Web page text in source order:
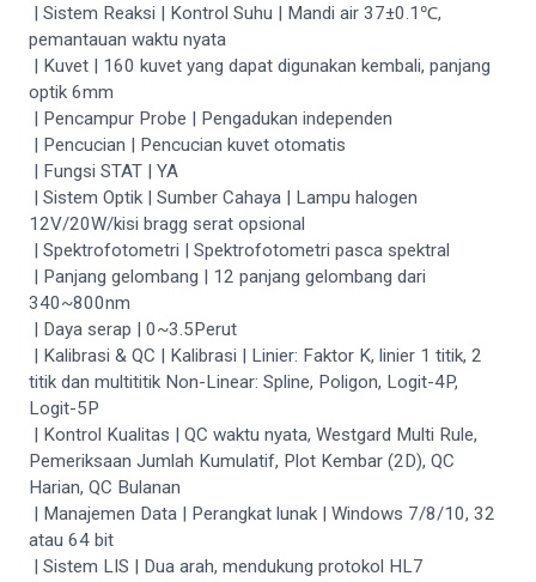
| Sistem Reaksi | Kontrol Suhu | Mandi air 37±0.1℃,
pemantauan waktu nyata
| Kuvet | 160 kuvet yang dapat digunakan kembali, panjang
optik 6mm
| Pencampur Probe | Pengadukan independen
| Pencucian | Pencucian kuvet otomatis
| Fungsi STAT | YA
| Sistem Optik | Sumber Cahaya | Lampu halogen
12V/20W/kisi bragg serat opsional
| Spektrofotometri | Spektrofotometri pasca spektral
| Panjang gelombang | 12 panjang gelombang dari
340~800nm
| Daya serap | 0~3.5Perut
| Kalibrasi & QC | Kalibrasi | Linier: Faktor K, linier 1 titik, 2
titik dan multititik Non-Linear: Spline, Poligon, Logit-4P,
Logit-5P
| Kontrol Kualitas | QC waktu nyata, Westgard Multi Rule,
Pemeriksaan Jumlah Kumulatif, Plot Kembar (2D), QC
Harian, QC Bulanan
| Manajemen Data | Perangkat lunak | Windows 7/8/10, 32
atau 64 bit
| Sistem LIS | Dua arah, mendukung protokol HL7